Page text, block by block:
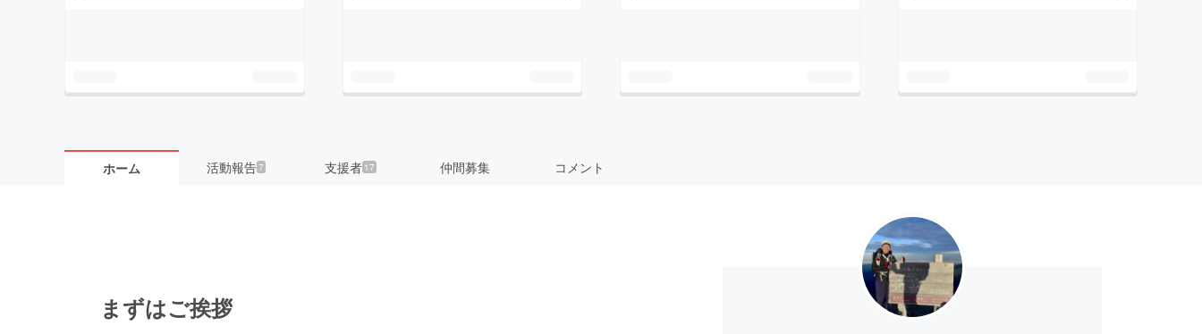
ホーム 活動報告7 支援者 17 仲間募集 コメント
まずはご挨拶